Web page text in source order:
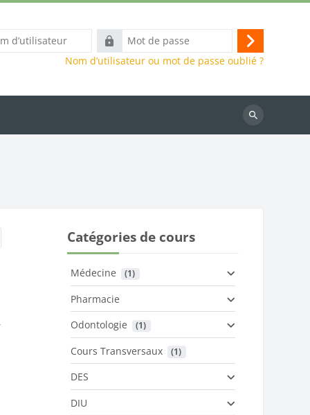
Mot
de
Connexion
Nom d’utilisateur ou mot de passe oublié ?
Rechercher
Catégories de cours
Médecine (1)
Pharmacie
Odontologie
(1)
Cours Transversaux (1)
DES
DIU